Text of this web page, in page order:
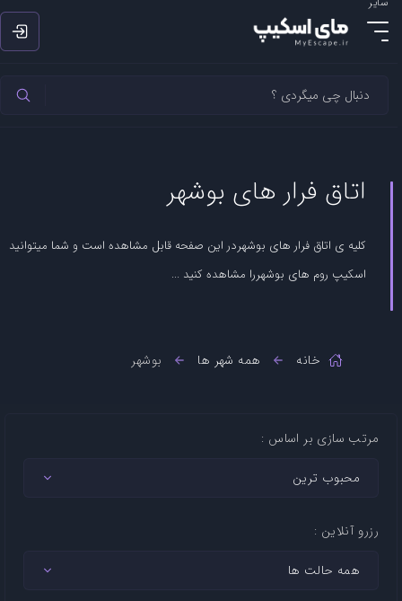
اتاق فرار های بوشهر
کلیه ی اتاق فرار های بوشهردر این صفحه قابل مشاهده است و شما میتوانید
اسکیپ روم های بوشهررا مشاهده کنید ...
خانه همه شهر ها بوشهر
مرتب سازی بر اساس :
رزرو آنلاین :